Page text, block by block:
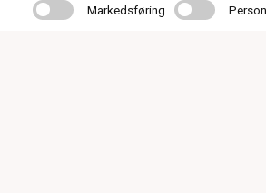
61 39 93 00
MarkedsføringMarkedsføring Personalisering